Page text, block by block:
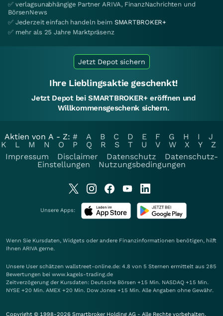
✅ verlagsunabhängige Partner ARIVA, FinanzNachrichten und
BörsenNews
✅ Jederzeit einfach handeln beim SMARTBROKER+
✅ mehr als 25 Jahre Marktpräsenz
Jetzt Depot sichern
Ihre Lieblingsaktie geschenkt!
Jetzt Depot bei SMARTBROKER+ eröffnen und
Willkommensgeschenk sichern.
Aktien von A - Z: # A B C D E F G H I
J
K
L M N O P Q R S T U V W X Y
Z
Impressum
Disclaimer Datenschutz
Datenschutz-
Einstellungen
Nutzungsbedingungen
Unsere Apps:
Wenn Sie Kursdaten, Widgets oder andere Finanzinformationen benötigen, hilft
Ihnen ARIVA gerne.
Unsere User schätzen wallstreet-online.de: 4.8 von 5 Sternen ermittelt aus 285
Bewertungen bei www.kagels-trading.de
Zeitverzögerung der Kursdaten: Deutsche Börsen +15 Min. NASDAQ +15 Min.
NYSE +20 Min. AMEX +20 Min. Dow Jones +15 Min. Alle Angaben ohne Gewähr.
Copyright © 1998-2026 Smartbroker Holding AG - Alle Rechte vorbehalten.